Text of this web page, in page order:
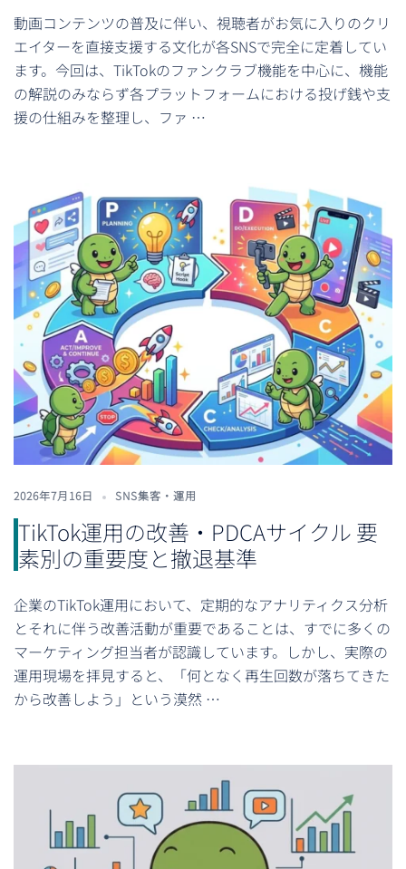
動画コンテンツの普及に伴い、視聴者がお気に入りのクリ
エイターを直接支援する文化が各SNSで完全に定着してい
ます。今回は、TikTokのファンクラブ機能を中心に、機能
の解説のみならず各プラットフォームにおける投げ銭や支
援の仕組みを整理し、ファ …
2026年7月16日 SNS集客・運用
TikTok運用の改善・PDCAサイクル 要
素別の重要度と撤退基準
企業のTikTok運用において、定期的なアナリティクス分析
とそれに伴う改善活動が重要であることは、すでに多くの
マーケティング担当者が認識しています。しかし、実際の
運用現場を拝見すると、「何となく再生回数が落ちてきた
から改善しよう」という漠然 …